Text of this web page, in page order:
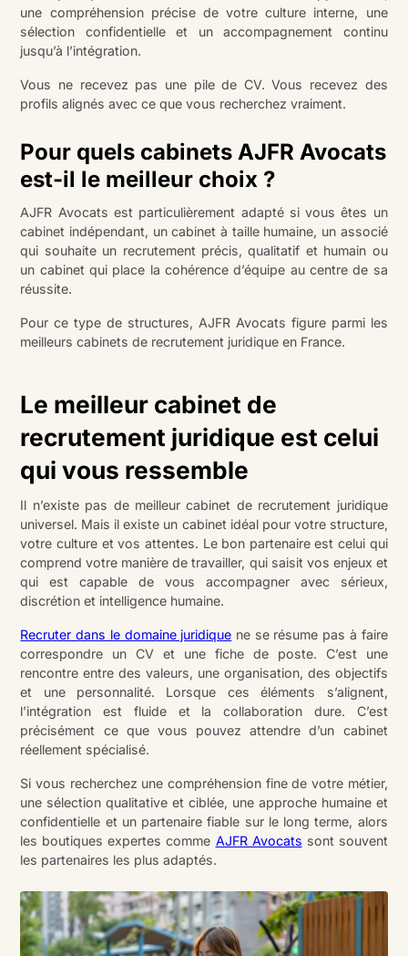
une compréhension précise de votre culture interne, une
sélection confidentielle et un accompagnement continu
jusqu’à l’intégration.
Vous ne recevez pas une pile de CV. Vous recevez des
profils alignés avec ce que vous recherchez vraiment.
Pour quels cabinets AJFR Avocats
est-il le meilleur choix ?
AJFR Avocats est particulièrement adapté si vous êtes un
cabinet indépendant, un cabinet à taille humaine, un associé
qui souhaite un recrutement précis, qualitatif et humain ou
un cabinet qui place la cohérence d’équipe au centre de sa
réussite.
Pour ce type de structures, AJFR Avocats figure parmi les
meilleurs cabinets de recrutement juridique en France.
Le meilleur cabinet de
recrutement juridique est celui
qui vous ressemble
Il n’existe pas de meilleur cabinet de recrutement juridique
universel. Mais il existe un cabinet idéal pour votre structure,
votre culture et vos attentes. Le bon partenaire est celui qui
comprend votre manière de travailler, qui saisit vos enjeux et
qui est capable de vous accompagner avec sérieux,
discrétion et intelligence humaine.
Recruter dans le domaine juridique ne se résume pas à faire
correspondre un CV et une fiche de poste. C’est une
rencontre entre des valeurs, une organisation, des objectifs
et une personnalité. Lorsque ces éléments s’alignent,
l’intégration est fluide et la collaboration dure. C’est
précisément ce que vous pouvez attendre d’un cabinet
réellement spécialisé.
Si vous recherchez une compréhension fine de votre métier,
une sélection qualitative et ciblée, une approche humaine et
confidentielle et un partenaire fiable sur le long terme, alors
les boutiques expertes comme AJFR Avocats sont souvent
les partenaires les plus adaptés.